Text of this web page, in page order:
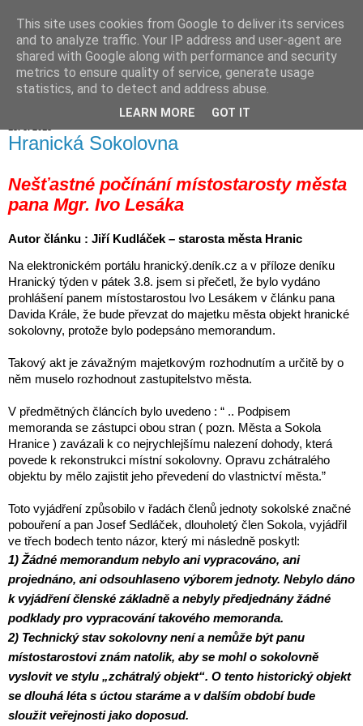
Hranické listy
Hranická Sokolovna
Nešťastné počínání místostarosty města
pana Mgr. Ivo Lesáka
Autor článku : Jiří Kudláček – starosta města Hranic
Na elektronickém portálu hranický.deník.cz a v příloze deníku
Hranický týden v pátek 3.8. jsem si přečetl, že bylo vydáno
prohlášení panem místostarostou Ivo Lesákem v článku pana
Davida Krále, že bude převzat do majetku města objekt hranické
sokolovny, protože bylo podepsáno memorandum.
Takový akt je závažným majetkovým rozhodnutím a určitě by o
něm muselo rozhodnout zastupitelstvo města.
V předmětných článcích bylo uvedeno : “ .. Podpisem
memoranda se zástupci obou stran ( pozn. Města a Sokola
Hranice ) zavázali k co nejrychlejšímu nalezení dohody, která
povede k rekonstrukci místní sokolovny. Opravu zchátralého
objektu by mělo zajistit jeho převedení do vlastnictví města.”
Toto vyjádření způsobilo v řadách členů jednoty sokolské značné
pobouření a pan Josef Sedláček, dlouholetý člen Sokola, vyjádřil
ve třech bodech tento názor, který mi následně poskytl:
1) Žádné memorandum nebylo ani vypracováno, ani
projednáno, ani odsouhlaseno výborem jednoty. Nebylo dáno
k vyjádření členské základně a nebyly předjednány žádné
podklady pro vypracování takového memoranda.
2) Technický stav sokolovny není a nemůže být panu
místostarostovi znám natolik, aby se mohl o sokolovně
vyslovit ve stylu „zchátralý objekt“. O tento historický objekt
se dlouhá léta s úctou staráme a v dalším období bude
sloužit veřejnosti jako doposud.
This site uses cookies from Google to deliver its services
and to analyze traffic. Your IP address and user-agent are
shared with Google along with performance and security
metrics to ensure quality of service, generate usage
statistics, and to detect and address abuse.
LEARN MORE GOT IT